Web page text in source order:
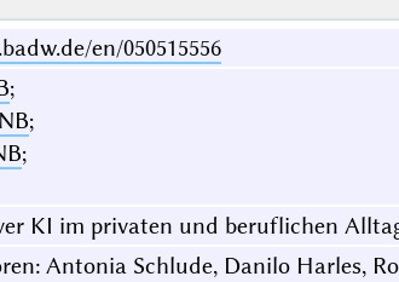
en/050515556
;
;
;
KI im privaten und beruflichen
Antonia Schlude, Danilo Harles,